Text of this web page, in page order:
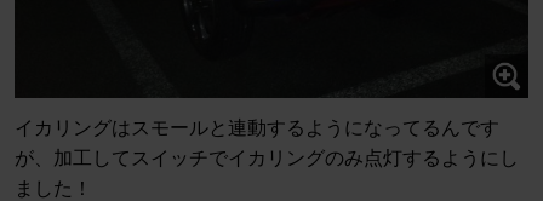
イカリングはスモールと連動するようになってるんです
が、加工してスイッチでイカリングのみ点灯するようにし
ました！